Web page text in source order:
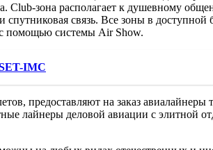
зона располагает к душевному
связь. Все зоны в
с помощью системы Air Show.
IMC
предоставляют на заказ авиалайнеры
лайнеры деловой авиации с элитной